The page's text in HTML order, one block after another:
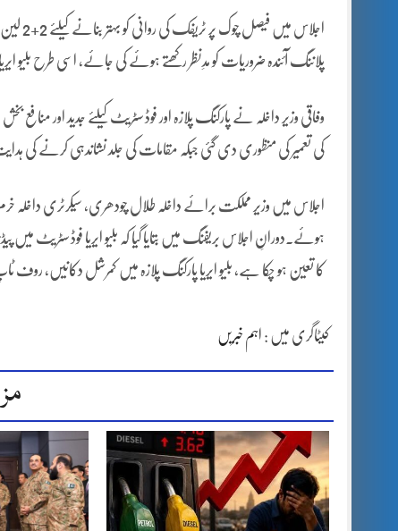
اجلاس
پلاننگ آئندہ ضروریات کو مدِنظر رکھتے ہوئے کی جائے، اسی طرح بلیو
وفاقی وزیر داخلہ نے پارکنگ پلازہ اور فوڈ سٹریٹ کیلئے جدید اور
کی تعمیر کی منظوری دی گئی جبکہ مقامات کی جلد نشاندہی کرنے کی
اجلاس میں وزیر مملکت برائے داخلہ طلال چودھری، سیکرٹری داخلہ
ہوئے۔دورانِ اجلاس بریفنگ میں بتایا گیا کہ بلیو ایریا فوڈ سٹریٹ میں
کا تعین ہو چکا ہے، بلیو ایریا پارکنگ پلازہ میں کمرشل دکانیں، روف
کیٹاگری میں : اہم خبریں